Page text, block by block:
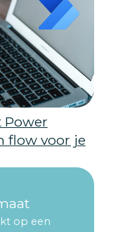
Power
flow voor je
op een